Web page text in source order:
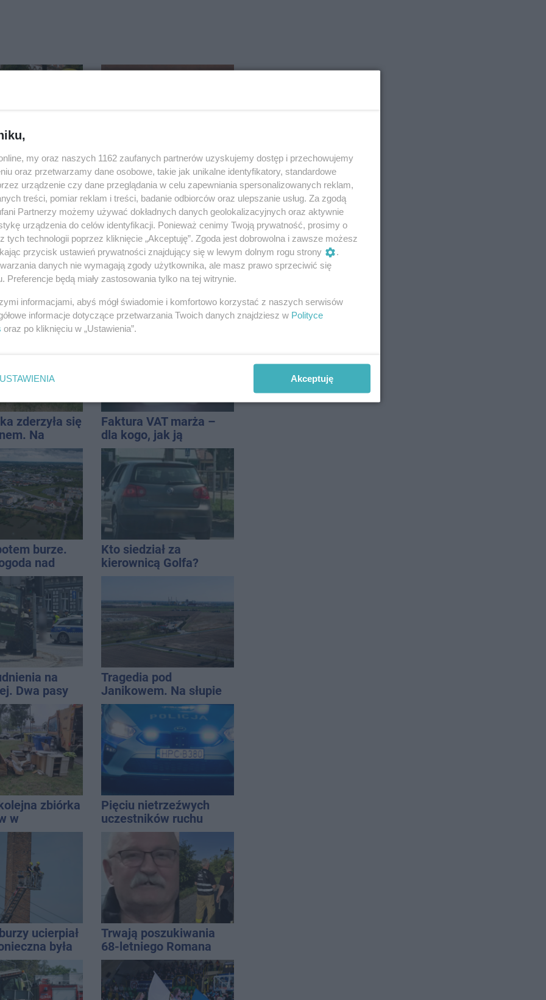
Tak 21
z
Lekarze w USA zbadali
Ignasia. Rodzice
przekazali wieści
Trafiła do
będzie najbardziej
uniwersalny? Modele,
które pasują do wielu
zderzyła się
Na
LPR
Faktura VAT marża –
dla kogo, jak ją
wystawić i jak rozliczyć
burze.
nad
Kto siedział za
kierownicą Golfa?
na
Dwa pasy
przyczepa od
Tragedia pod
Janikowem. Na słupie
energetycznym
znaleziono ciało
mężczyzny
zbiórka
w
Pięciu nietrzeźwych
uczestników ruchu
wpadło w ręce policji.
Rekordzista miał 2,6
promila
ucierpiał
była
strażaków
Trwają poszukiwania
68-letniego Romana
Kucały
my oraz naszych 1162 zaufanych partnerów uzyskujemy dostęp i przechowujemy
oraz przetwarzamy dane osobowe, takie jak unikalne identyfikatory, standardowe
urządzenie czy dane przeglądania w celu zapewniania spersonalizowanych reklam,
treści, pomiar reklam i treści, badanie odbiorców oraz ulepszanie usług. Za zgodą
Partnerzy możemy używać dokładnych danych geolokalizacyjnych oraz aktywnie
urządzenia do celów identyfikacji. Ponieważ cenimy Twoją prywatność, prosimy o
tych technologii poprzez kliknięcie „Akceptuję”. Zgoda jest dobrowolna i zawsze możesz
przycisk ustawień prywatności znajdujący się w lewym dolnym rogu strony
.
danych nie wymagają zgody użytkownika, ale masz prawo sprzeciwić się
Preferencje będą miały zastosowania tylko na tej witrynie.
informacjami, abyś mógł świadomie i komfortowo korzystać z naszych serwisów
informacje dotyczące przetwarzania Twoich danych znajdziesz w Polityce
oraz po kliknięciu w „Ustawienia”.
USTAWIENIA Akceptuję